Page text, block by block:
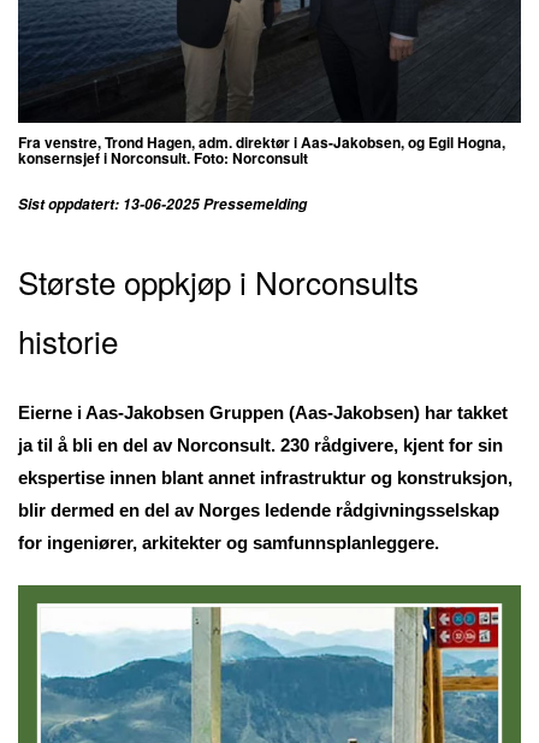
Fra venstre, Trond Hagen, adm. direktør i Aas-Jakobsen, og Egil Hogna,
konsernsjef i Norconsult. Foto: Norconsult
Sist oppdatert: 13-06-2025 Pressemelding
Største oppkjøp i Norconsults
historie
Eierne i Aas-Jakobsen Gruppen (Aas-Jakobsen) har takket
ja til å bli en del av Norconsult. 230 rådgivere, kjent for sin
ekspertise innen blant annet infrastruktur og konstruksjon,
blir dermed en del av Norges ledende rådgivningsselskap
for ingeniører, arkitekter og samfunnsplanleggere.